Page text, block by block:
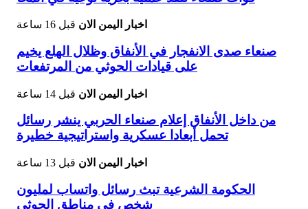
اخبار اليمن الان قبل 16 ساعة
صنعاء صدى الانفجار في الأنفاق وظلال الهلع يخيم
على قيادات الحوثي من المرتفعات
اخبار اليمن الان قبل 14 ساعة
من داخل الأنفاق إعلام صنعاء الحربي ينشر رسائل
تحمل أبعادا عسكرية واستراتيجية خطيرة
اخبار اليمن الان قبل 13 ساعة
الحكومة الشرعية تبث رسائل واتساب لمليون
شخص في مناطق الحوثي